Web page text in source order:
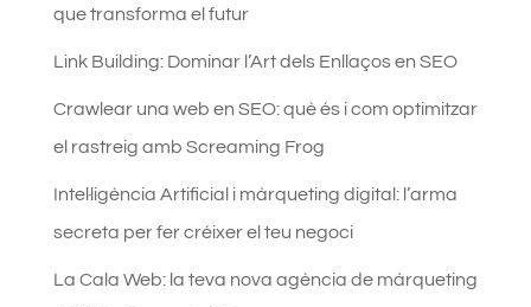
que transforma el futur
Link Building: Dominar l’Art dels Enllaços en SEO
Crawlear una web en SEO: què és i com optimitzar
el rastreig amb Screaming Frog
Intel·ligència Artificial i màrqueting digital: l’arma
secreta per fer créixer el teu negoci
La Cala Web: la teva nova agència de màrqueting